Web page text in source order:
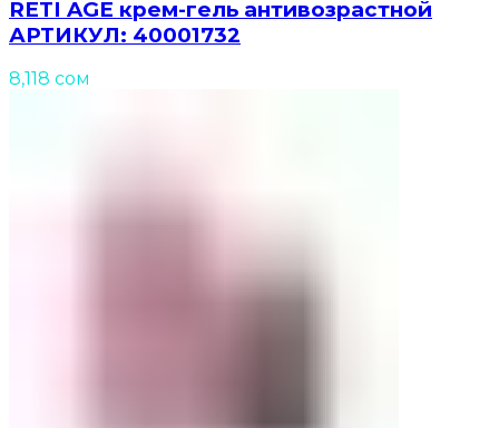
RETI AGE крем-гель антивозрастной
АРТИКУЛ: 40001732
8,118 сом